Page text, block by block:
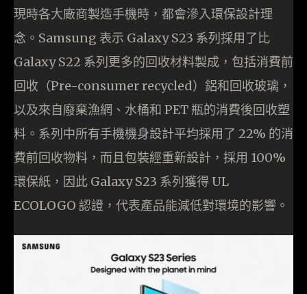
現時各大廠商製造手機時，都會滲入環保設計理
念。Samsung 表示 Galaxy S23 系列採用了比
Galaxy S22 系列更多的回收材料製成，包括消費前
回收（Pre-consumer recycled）鋁和回收玻璃，
以及來自廢棄漁網、水桶和 PET 瓶的消費後回收塑
料。系列中所有手機機身設計平均採用了 22% 的消
費前回收物料，而且包裝經重新設計，採用 100%
環保紙，因此 Galaxy S23 系列獲得 UL
ECOLOGO 認證，代表產品能減低對環境的影響。